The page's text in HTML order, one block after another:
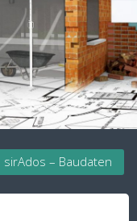
sirAdos – Baudaten